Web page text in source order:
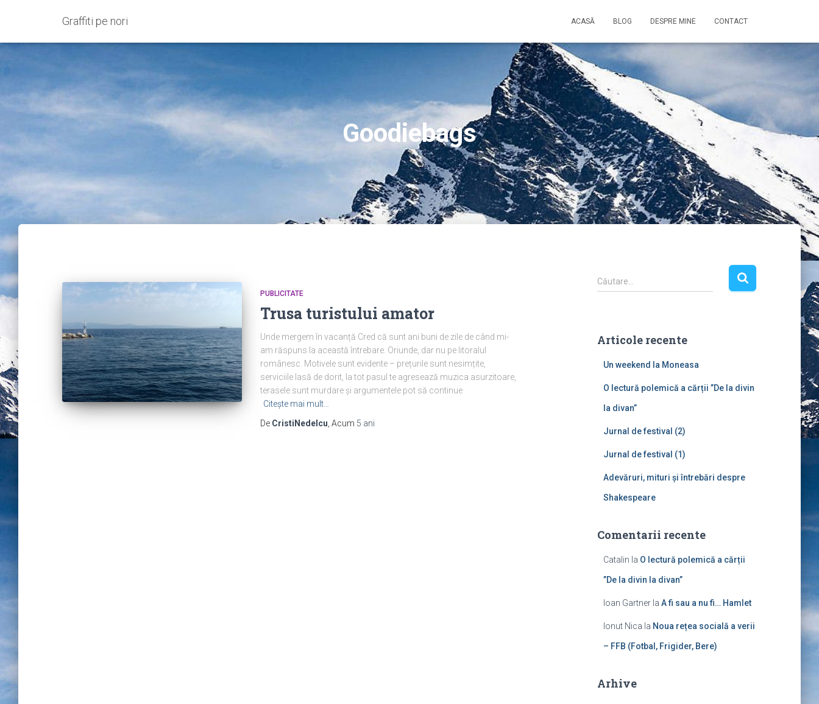
Graffiti pe nori ACASĂ BLOG DESPRE MINE CONTACT
Goodiebags
PUBLICITATE
Trusa turistului amator
Unde mergem în vacanță Cred că sunt ani buni de zile de când mi-
am răspuns la această întrebare. Oriunde, dar nu pe litoralul
românesc. Motivele sunt evidente – prețurile sunt nesimțite,
serviciile lasă de dorit, la tot pasul te agresează muzica asurzitoare,
terasele sunt murdare și argumentele pot să continue
Citește mai mult…
De CristiNedelcu , Acum 5 ani
C
a
d
Căutare…
Articole recente
Un weekend la Moneasa
O lectură polemică a cărții ”De la divin
la divan”
Jurnal de festival (2)
Jurnal de festival (1)
Adevăruri, mituri și întrebări despre
Shakespeare
Comentarii recente
Catalin la O lectură polemică a cărții
”De la divin la divan”
Ioan Gartnerla A fi sau a nu fi… Hamlet
Ionut Nica la Noua rețea socială a verii
– FFB (Fotbal, Frigider, Bere)
Arhive